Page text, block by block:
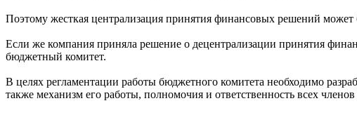
Поэтому жесткая централизация принятия финансовых решений
Если же компания приняла решение о децентрализации принятия
бюджетный комитет.
В целях регламентации работы бюджетного комитета необходимо
также механизм его работы, полномочия и ответственность всех